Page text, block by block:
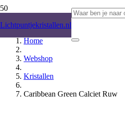
Lichtpuntjekristallen.nl
Home
Webshop
Kristallen
Caribbean Green Calciet Ruw